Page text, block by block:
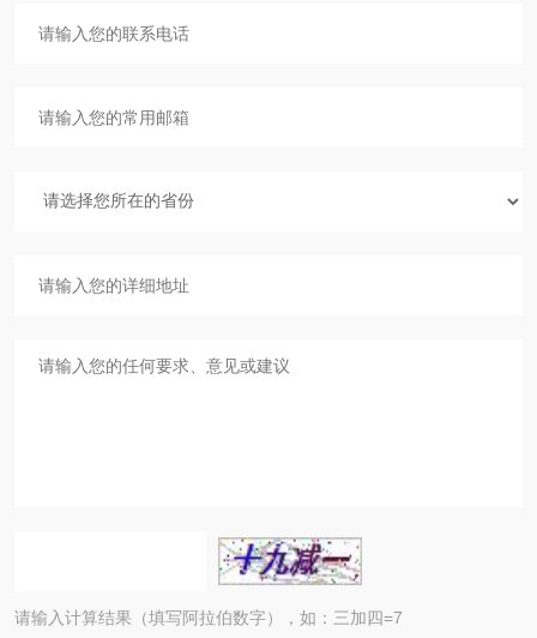
请输入计算结果（填写阿拉伯数字），如：三加四=7